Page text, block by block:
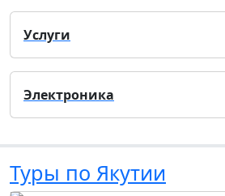
Услуги
Электроника
Туры по Якутии